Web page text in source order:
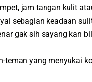
jam tangan kulit
sebagian keadaan
gak sih sayang kan
teman yang menyukai